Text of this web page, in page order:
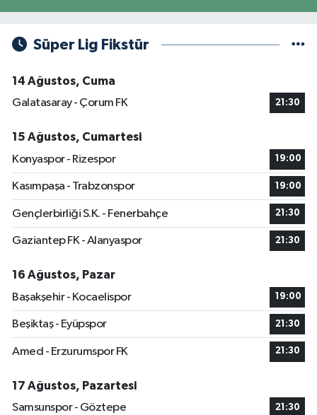
Süper Lig Fikstür
14 Ağustos, Cuma
Galatasaray - Çorum FK
21:30
15 Ağustos, Cumartesi
Konyaspor - Rizespor
19:00
Kasımpaşa - Trabzonspor 19:00
Gençlerbirliği S.K. - Fenerbahçe 21:30
Gaziantep FK - Alanyaspor 21:30
16 Ağustos, Pazar
Başakşehir - Kocaelispor
19:00
Beşiktaş - Eyüpspor 21:30
Amed - Erzurumspor FK 21:30
17 Ağustos, Pazartesi
Samsunspor - Göztepe
21:30